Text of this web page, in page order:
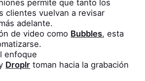
permite que tanto los
clientes vuelvan a revisar
adelante.
de video como Bubbles, esta
enfoque
Droplr toman hacia la grabación